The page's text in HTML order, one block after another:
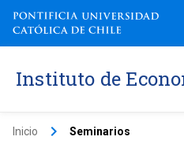
Instituto de
Inicio keyboard_arrow_right Seminarios